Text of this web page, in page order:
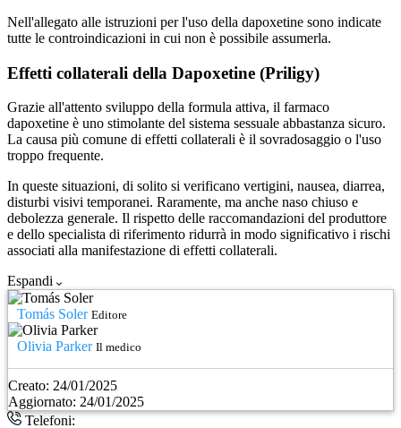
Nell'allegato alle istruzioni per l'uso della dapoxetine sono indicate
tutte le controindicazioni in cui non è possibile assumerla.
Effetti collaterali della Dapoxetine (Priligy)
Grazie all'attento sviluppo della formula attiva, il farmaco
dapoxetine è uno stimolante del sistema sessuale abbastanza sicuro.
La causa più comune di effetti collaterali è il sovradosaggio o l'uso
troppo frequente.
In queste situazioni, di solito si verificano vertigini, nausea, diarrea,
disturbi visivi temporanei. Raramente, ma anche naso chiuso e
debolezza generale. Il rispetto delle raccomandazioni del produttore
e dello specialista di riferimento ridurrà in modo significativo i rischi
associati alla manifestazione di effetti collaterali.
Espandi
Creato: 24/01/2025
Aggiornato: 24/01/2025
Tomás Soler Editore
Olivia Parker Il medico
Telefoni: